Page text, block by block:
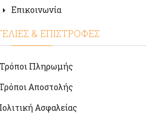
Επικοινωνία
& ΕΠΙΣΤΡΟΦΕΣ
Τρόποι Πληρωμής
Αποστολής
Ασφαλείας